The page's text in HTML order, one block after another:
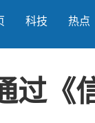
科技 热点
过《